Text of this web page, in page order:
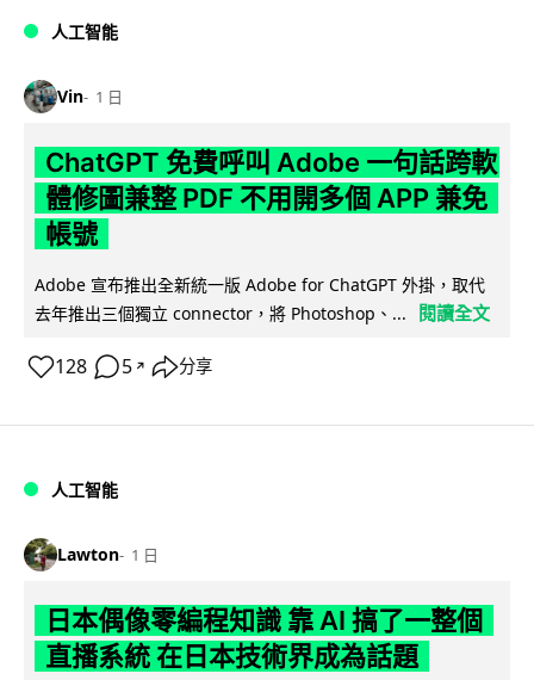
人工智能
Vin 1 日
ChatGPT 免費呼叫 Adobe 一句話跨軟
體修圖兼整 PDF 不用開多個 APP 兼免
帳號
Adobe 宣布推出全新統一版 Adobe for ChatGPT 外掛，取代
去年推出三個獨立 connector，將 Photoshop、...
閱讀全文
128 5 ↗ 分享
人工智能
Lawton 1 日
日本偶像零編程知識 靠 AI 搞了一整個
直播系統 在日本技術界成為話題